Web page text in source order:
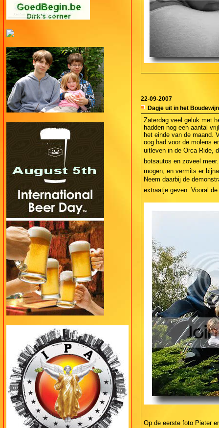
22-09-2007
Dagje uit in het
Zaterdag veel geluk met
hadden nog een aantal
het einde van de maand.
oog had voor de molens
uitleven in de Orca Ride,
botsautos en zoveel
mogen, en vermits er
Neem daarbij de
extraatje geven. Vooral de
Op de eerste foto Pieter